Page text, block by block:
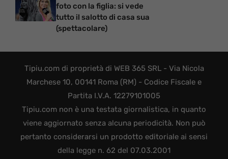
foto con la figlia: si vede
tutto il salotto di casa sua
(spettacolare)
Tipiu.com di proprietà di WEB 365 SRL - Via Nicola
Marchese 10, 00141 Roma (RM) - Codice Fiscale e
Partita I.V.A. 12279101005
Tipiu.com non è una testata giornalistica, in quanto
viene aggiornato senza alcuna periodicità. Non può
pertanto considerarsi un prodotto editoriale ai sensi
della legge n. 62 del 07.03.2001